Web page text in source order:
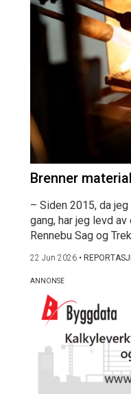
Brenner
– Siden 2015, da
gang, har jeg levd
Rennebu Sag og
22 Jun 2026 •